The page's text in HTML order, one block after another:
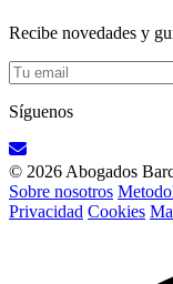
Recibe novedades y
Síguenos
© 2026 Abogados
Sobre nosotros
Privacidad Cookies